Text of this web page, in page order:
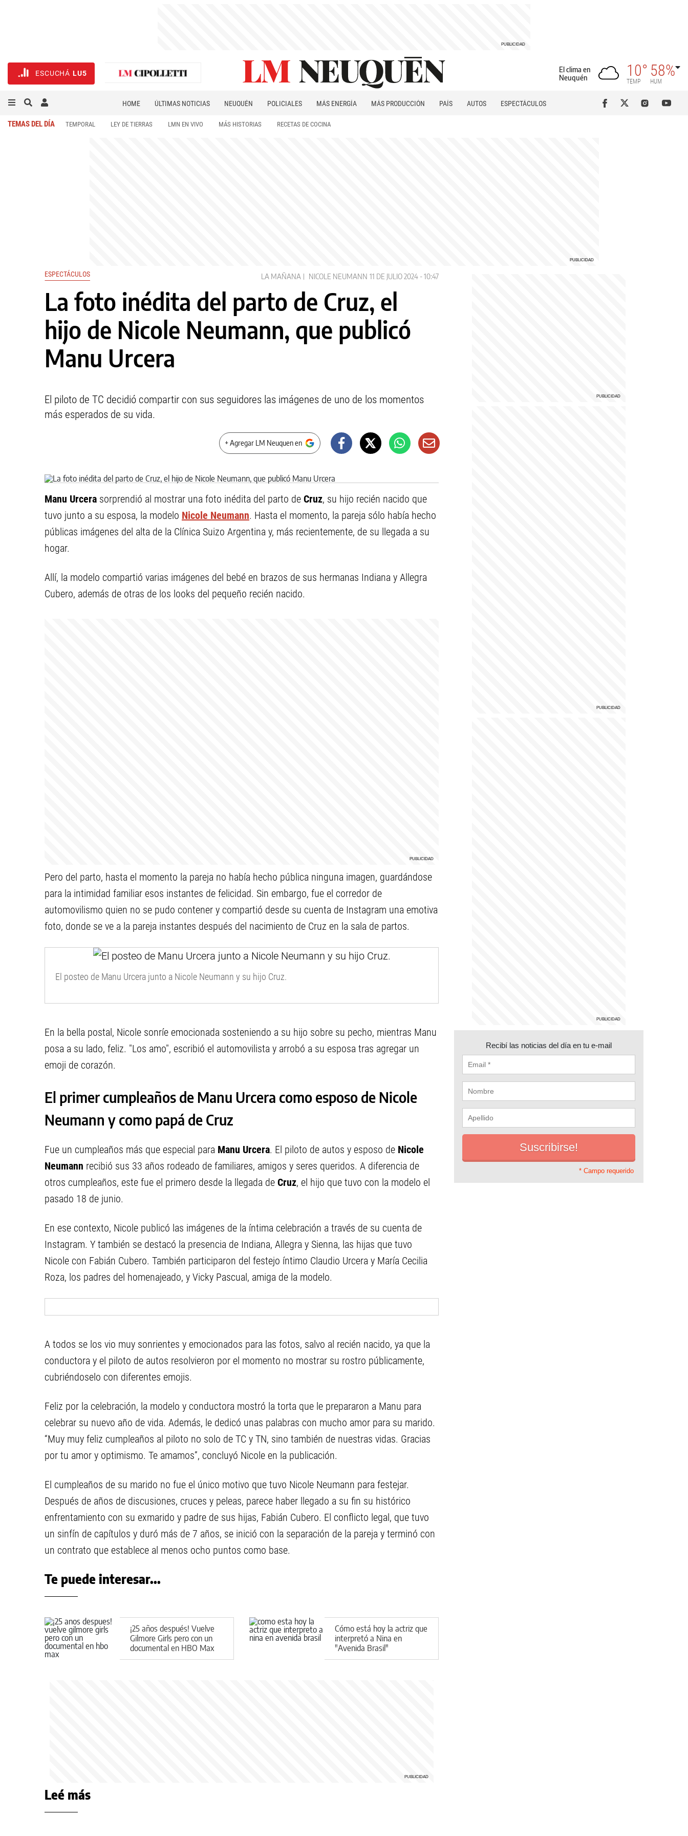
ESCUCHÁ LU5
El clima en
Neuquén
10°
TEMP
58%
HUM
HOME ÚLTIMAS NOTICIAS NEUQUÉN POLICIALES MÁS ENERGÍA MÁS PRODUCCIÓN PAÍS AUTOS
ESPECTÁCULOS
TEMAS DEL DÍA TEMPORAL LEY DE TIERRAS LMN EN VIVO MÁS HISTORIAS RECETAS DE COCINA
ESPECTÁCULOS LA MAÑANA NICOLE NEUMANN 11 DE JULIO 2024 - 10:47
La foto inédita del parto de Cruz, el
hijo de Nicole Neumann, que publicó
Manu Urcera
El piloto de TC decidió compartir con sus seguidores las imágenes de uno de los momentos
más esperados de su vida.
+ Agregar LM Neuquen en
Manu Urcera sorprendió al mostrar una foto inédita del parto de Cruz, su hijo recién nacido que
tuvo junto a su esposa, la modelo Nicole Neumann. Hasta el momento, la pareja sólo había hecho
públicas imágenes del alta de la Clínica Suizo Argentina y, más recientemente, de su llegada a su
hogar.
Allí, la modelo compartió varias imágenes del bebé en brazos de sus hermanas Indiana y Allegra
Cubero, además de otras de los looks del pequeño recién nacido.
Pero del parto, hasta el momento la pareja no había hecho pública ninguna imagen, guardándose
para la intimidad familiar esos instantes de felicidad. Sin embargo, fue el corredor de
automovilismo quien no se pudo contener y compartió desde su cuenta de Instagram una emotiva
foto, donde se ve a la pareja instantes después del nacimiento de Cruz en la sala de partos.
El posteo de Manu Urcera junto a Nicole Neumann y su hijo Cruz.
En la bella postal, Nicole sonríe emocionada sosteniendo a su hijo sobre su pecho, mientras Manu
posa a su lado, feliz. "Los amo", escribió el automovilista y arrobó a su esposa tras agregar un
emoji de corazón.
El primer cumpleaños de Manu Urcera como esposo de Nicole
Neumann y como papá de Cruz
Fue un cumpleaños más que especial para Manu Urcera. El piloto de autos y esposo de Nicole
Neumann recibió sus 33 años rodeado de familiares, amigos y seres queridos. A diferencia de
otros cumpleaños, este fue el primero desde la llegada de Cruz, el hijo que tuvo con la modelo el
pasado 18 de junio.
En ese contexto, Nicole publicó las imágenes de la íntima celebración a través de su cuenta de
Instagram. Y también se destacó la presencia de Indiana, Allegra y Sienna, las hijas que tuvo
Nicole con Fabián Cubero. También participaron del festejo íntimo Claudio Urcera y María Cecilia
Roza, los padres del homenajeado, y Vicky Pascual, amiga de la modelo.
A todos se los vio muy sonrientes y emocionados para las fotos, salvo al recién nacido, ya que la
conductora y el piloto de autos resolvieron por el momento no mostrar su rostro públicamente,
cubriéndoselo con diferentes emojis.
Feliz por la celebración, la modelo y conductora mostró la torta que le prepararon a Manu para
celebrar su nuevo año de vida. Además, le dedicó unas palabras con mucho amor para su marido.
“Muy muy feliz cumpleaños al piloto no solo de TC y TN, sino también de nuestras vidas. Gracias
por tu amor y optimismo. Te amamos”, concluyó Nicole en la publicación.
El cumpleaños de su marido no fue el único motivo que tuvo Nicole Neumann para festejar.
Después de años de discusiones, cruces y peleas, parece haber llegado a su fin su histórico
enfrentamiento con su exmarido y padre de sus hijas, Fabián Cubero. El conflicto legal, que tuvo
un sinfín de capítulos y duró más de 7 años, se inició con la separación de la pareja y terminó con
un contrato que establece al menos ocho puntos como base.
Te puede interesar...
¡25 años después! Vuelve
Gilmore Girls pero con un
documental en HBO Max
Cómo está hoy la actriz que
interpretó a Nina en
"Avenida Brasil"
Recibí las noticias del día en tu e-mail
* Campo requerido
Leé más